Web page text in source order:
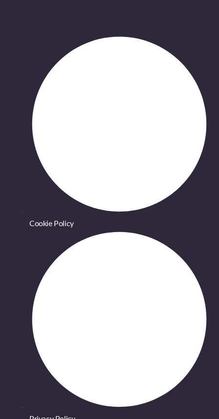
Cookie Policy